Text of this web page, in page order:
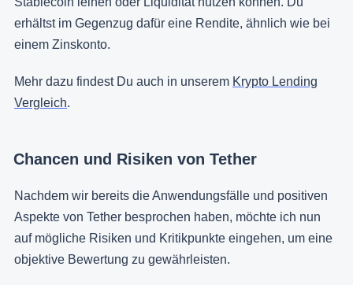
erhältst im Gegenzug dafür eine Rendite, ähnlich wie bei
einem Zinskonto.
Mehr dazu findest Du auch in unserem Krypto Lending
Vergleich.
Chancen und Risiken von Tether
Nachdem wir bereits die Anwendungsfälle und positiven
Aspekte von Tether besprochen haben, möchte ich nun
auf mögliche Risiken und Kritikpunkte eingehen, um eine
objektive Bewertung zu gewährleisten.